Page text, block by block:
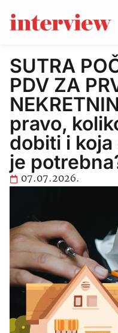
SUTRA
PDV ZA
pravo,
dobiti i
je
07.07.2026.